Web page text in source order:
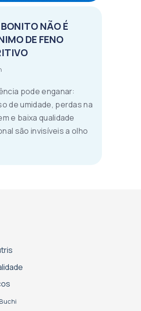
NÃO É
DE FENO
pode enganar:
de umidade, perdas na
e baixa qualidade
são invisíveis a olho